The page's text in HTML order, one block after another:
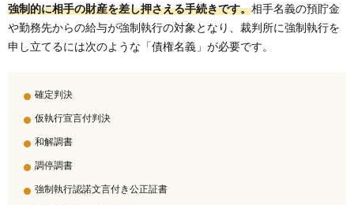
強制的に相手の財産を差し押さえる手続きです。相手名義の預貯金
や勤務先からの給与が強制執行の対象となり、裁判所に強制執行を
申し立てるには次のような「債権名義」が必要です。
確定判決
仮執行宣言付判決
和解調書
調停調書
強制執行認諾文言付き公正証書